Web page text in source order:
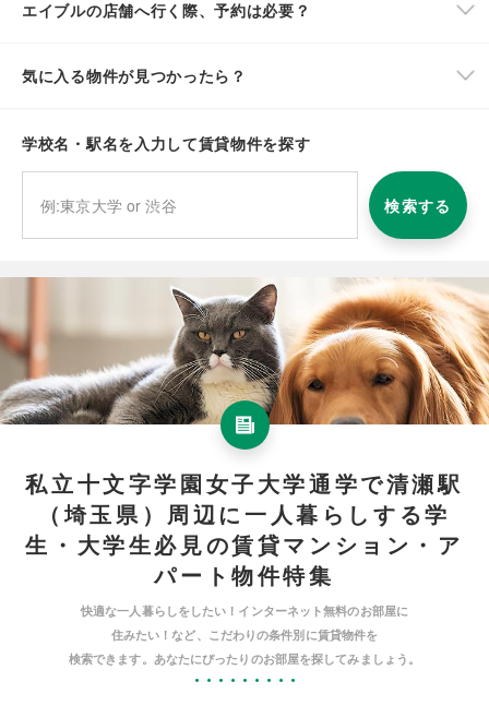
エイブルの店舗へ行く際、予約は必要？
気に入る物件が見つかったら？
学校名・駅名を入力して賃貸物件を探す
検索する
私立十文字学園女子大学通学で清瀬駅
（埼玉県）周辺に一人暮らしする学
生・大学生必見の賃貸マンション・ア
パート物件特集
快適な一人暮らしをしたい！インターネット無料のお部屋に
住みたい！など、こだわりの条件別に賃貸物件を
検索できます。あなたにぴったりのお部屋を探してみましょう。